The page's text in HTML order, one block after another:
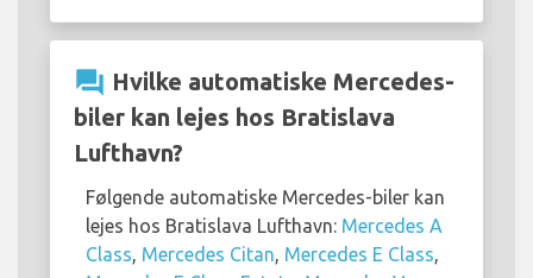
question_answer Hvilke automatiske Mercedes-
biler kan lejes hos Bratislava
Lufthavn?
Følgende automatiske Mercedes-biler kan
lejes hos Bratislava Lufthavn: Mercedes A
Class Mercedes Citan Mercedes E Class